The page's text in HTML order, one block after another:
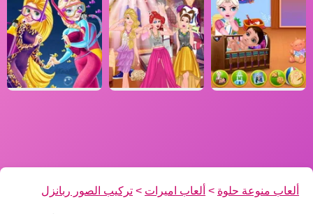
ألعاب منوعة حلوة > ألعاب اميرات > تركيب الصور ربانزل